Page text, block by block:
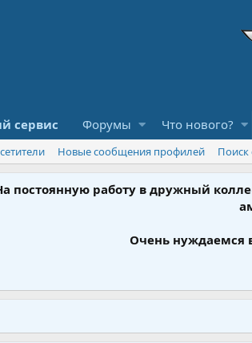
сервис Форумы Что нового?
Новые сообщения профилей
постоянную работу в дружный
Очень нуждаемся